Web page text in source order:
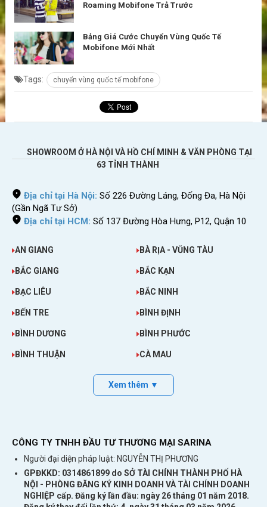
Roaming Mobifone Trả Trước
Bảng Giá Cước Chuyển Vùng Quốc Tế
Mobifone Mới Nhất
Tags: chuyển vùng quốc tế mobifone
SHOWROOM Ở HÀ NỘI VÀ HỒ CHÍ MINH & VĂN PHÒNG TẠI
63 TỈNH THÀNH
Địa chỉ tại Hà Nội: Số 226 Đường Láng, Đống Đa, Hà Nội
(Gần Ngã Tư Sở)
Địa chỉ tại HCM: Số 137 Đường Hòa Hưng, P12, Quận 10
AN GIANG BÀ RỊA - VŨNG TÀU
BẮC GIANG BẮC KẠN
BẠC LIÊU BẮC NINH
BẾN TRE BÌNH ĐỊNH
BÌNH DƯƠNG BÌNH PHƯỚC
BÌNH THUẬN CÀ MAU
Xem thêm ▼
CÔNG TY TNHH ĐẦU TƯ THƯƠNG MẠI SARINA
Người đại diện pháp luật: NGUYỄN THỊ PHƯƠNG
GPĐKKD: 0314861899 do SỞ TÀI CHÍNH THÀNH PHỐ HÀ
NỘI - PHÒNG ĐĂNG KÝ KINH DOANH VÀ TÀI CHÍNH DOANH
NGHIỆP cấp. Đăng ký lần đầu: ngày 26 tháng 01 năm 2018.